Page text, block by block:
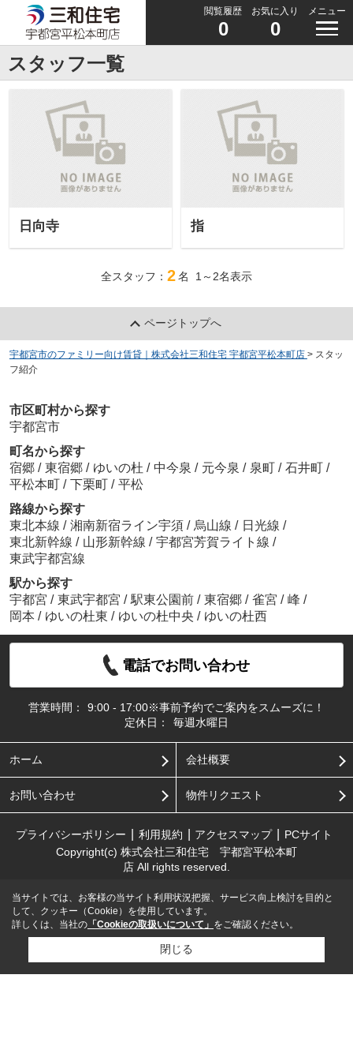
閲覧履歴
0
お気に入り
0
メニュー
スタッフ一覧
日向寺 指
全スタッフ： 2名 1～2名表示
ページトップへ
宇都宮市のファミリー向け賃貸｜株式会社三和住宅 宇都宮平松本町店 > スタッ
フ紹介
市区町村から探す
宇都宮市
町名から探す
宿郷 / 東宿郷 / ゆいの杜 / 中今泉 / 元今泉 / 泉町 / 石井町 /
平松本町 / 下栗町 / 平松
路線から探す
東北本線 / 湘南新宿ライン宇須 / 烏山線 / 日光線 /
東北新幹線 / 山形新幹線 / 宇都宮芳賀ライト線 /
東武宇都宮線
駅から探す
宇都宮 / 東武宇都宮 / 駅東公園前 / 東宿郷 / 雀宮 / 峰 /
岡本 / ゆいの杜東 / ゆいの杜中央 / ゆいの杜西
電話でお問い合わせ
営業時間：
9:00 - 17:00※事前予約でご案内をスムーズに！
定休日：
毎週水曜日
ホーム 会社概要
お問い合わせ 物件リクエスト
プライバシーポリシー 利用規約 アクセスマップ
PCサイト
Copyright(c) 株式会社三和住宅 宇都宮平松本町
店 All rights reserved.
当サイトでは、お客様の当サイト利用状況把握、サービス向上検討を目的と
して、クッキー（Cookie）を使用しています。
詳しくは、当社の 「Cookieの取扱いについて」 をご確認ください。
閉じる